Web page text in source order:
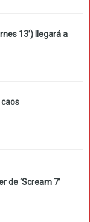
13’) llegará a
de ‘Scream 7’